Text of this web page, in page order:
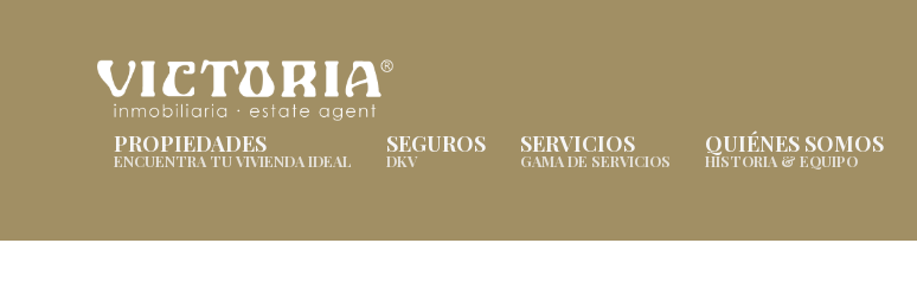
PROPIEDADES
ENCUENTRA TU VIVIENDA IDEAL
SEGUROS
DKV
SERVICIOS
GAMA DE SERVICIOS
QUIÉNES SOMOS
HISTORIA & EQUIPO